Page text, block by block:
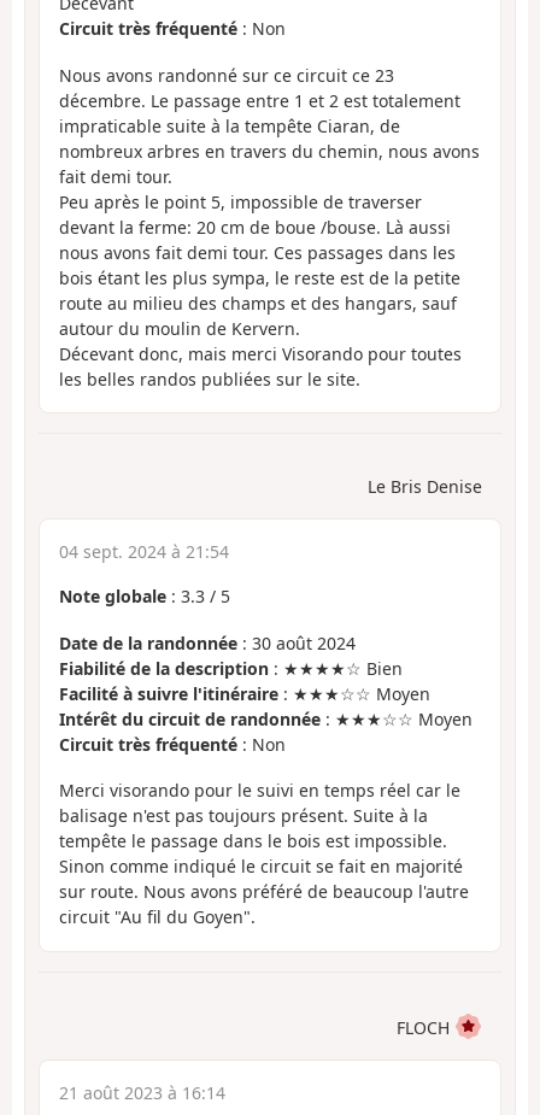
Circuit très fréquenté : Non
Nous avons randonné sur ce circuit ce 23
décembre. Le passage entre 1 et 2 est totalement
impraticable suite à la tempête Ciaran, de
nombreux arbres en travers du chemin, nous avons
fait demi tour.
Peu après le point 5, impossible de traverser
devant la ferme: 20 cm de boue /bouse. Là aussi
nous avons fait demi tour. Ces passages dans les
bois étant les plus sympa, le reste est de la petite
route au milieu des champs et des hangars, sauf
autour du moulin de Kervern.
Décevant donc, mais merci Visorando pour toutes
les belles randos publiées sur le site.
Le Bris Denise
04 sept. 2024 à 21:54
Note globale : 3.3 / 5
Date de la randonnée : 30 août 2024
Fiabilité de la description : ★★★★☆ Bien
Facilité à suivre l'itinéraire : ★★★☆☆ Moyen
Intérêt du circuit de randonnée : ★★★☆☆ Moyen
Circuit très fréquenté : Non
Merci visorando pour le suivi en temps réel car le
balisage n'est pas toujours présent. Suite à la
tempête le passage dans le bois est impossible.
Sinon comme indiqué le circuit se fait en majorité
sur route. Nous avons préféré de beaucoup l'autre
circuit "Au fil du Goyen".
FLOCH
21 août 2023 à 16:14